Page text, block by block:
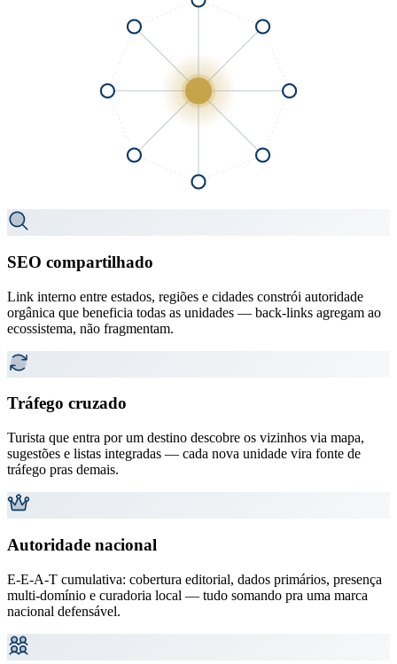
SEO compartilhado
Link interno entre estados, regiões e cidades constrói autoridade
orgânica que beneficia todas as unidades — back-links agregam ao
ecossistema, não fragmentam.
Tráfego cruzado
Turista que entra por um destino descobre os vizinhos via mapa,
sugestões e listas integradas — cada nova unidade vira fonte de
tráfego pras demais.
Autoridade nacional
E-E-A-T cumulativa: cobertura editorial, dados primários, presença
multi-domínio e curadoria local — tudo somando pra uma marca
nacional defensável.